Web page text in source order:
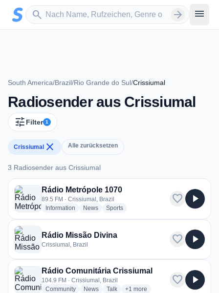
Zum Hauptinhalt springen
search
Sender suchen arrow_forward menu
South America/Brazil/Rio Grande do Sul/Crissiumal
Radiosender aus Crissiumal
tune Filter 1
Crissiumal close Alle zurücksetzen
3 Radiosender aus Crissiumal
3 Radiosender aus Crissiumal
Rádio Metrópole 1070
89.5 FM · Crissiumal, Brazil
Information radio stations
Newsradio stations
Sportsradio stations
favorite play_arrow
Rádio Missão Divina
Crissiumal, Brazil favorite play_arrow
Rádio Comunitária Crissiumal
104.9 FM · Crissiumal, Brazil
Communityradio stations
Newsradio stations
Talkradio stations
+1 more genres for Rádio
more
favorite play_arrow